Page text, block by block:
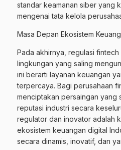
standar keamanan siber yang
mengenai tata kelola
Masa Depan Ekosistem
Pada akhirnya, regulasi
lingkungan yang saling
ini berarti layanan keuangan
terpercaya. Bagi perusahaan
menciptakan persaingan yang
reputasi industri secara
regulator dan inovator adalah
ekosistem keuangan digital
secara dinamis, inovatif, dan